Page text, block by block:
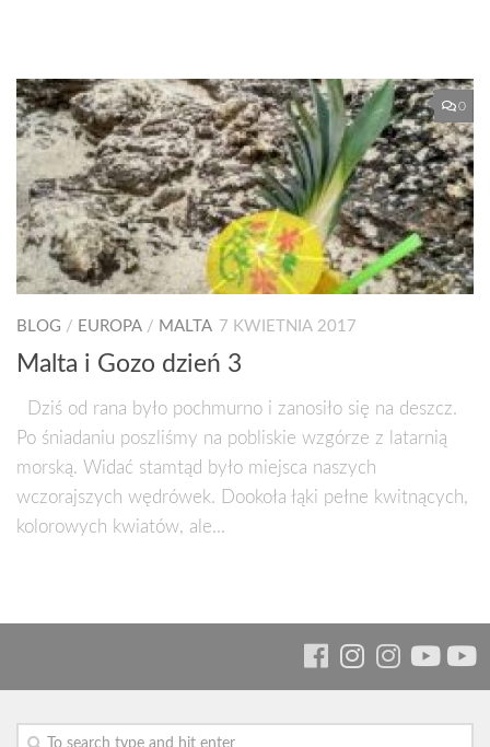
0
BLOG / EUROPA / MALTA 7 KWIETNIA 2017
Malta i Gozo dzień 3
Dziś od rana było pochmurno i zanosiło się na deszcz.
Po śniadaniu poszliśmy na pobliskie wzgórze z latarnią
morską. Widać stamtąd było miejsca naszych
wczorajszych wędrówek. Dookoła łąki pełne kwitnących,
kolorowych kwiatów, ale...